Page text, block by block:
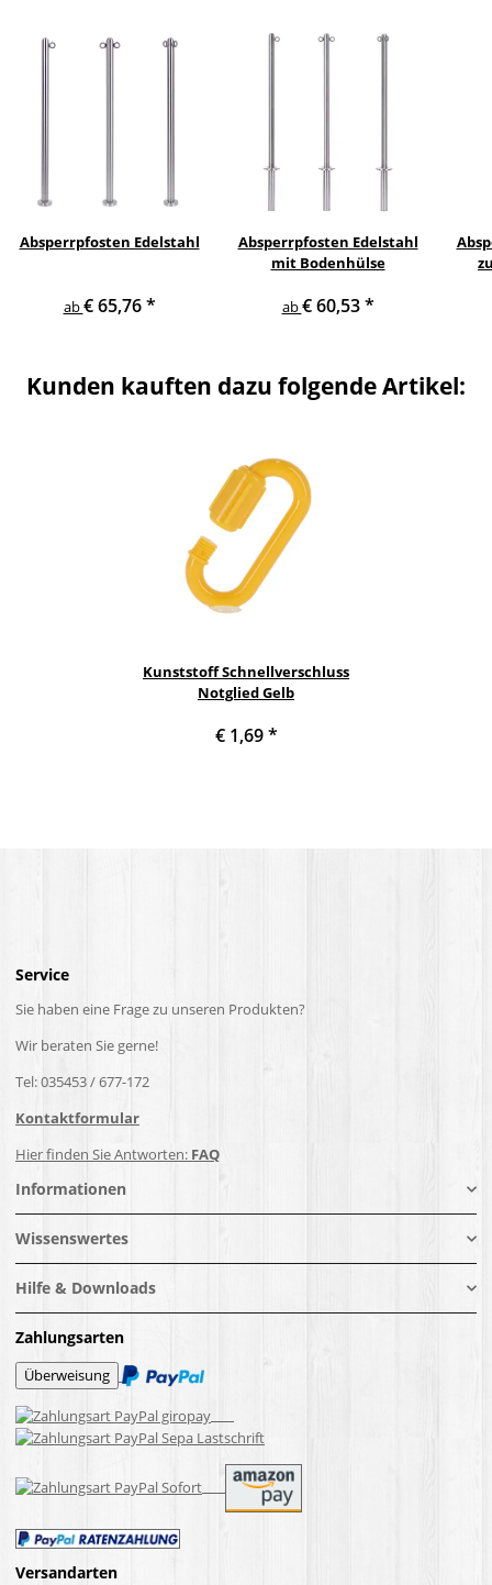
Absperrpfosten Edelstahl
ab€ 65,76*
Absperrpfosten Edelstahl
mit Bodenhülse
ab€ 60,53*
Kunden kauften dazu folgende Artikel:
Kunststoff Schnellverschluss
Notglied Gelb
€ 1,69*
Service
Sie haben eine Frage zu unseren Produkten?
Wir beraten Sie gerne!
Tel: 035453 / 677-172
Kontaktformular
Hier finden Sie Antworten: FAQ
Informationen
Wissenswertes
Hilfe & Downloads
Zahlungsarten
Versandarten